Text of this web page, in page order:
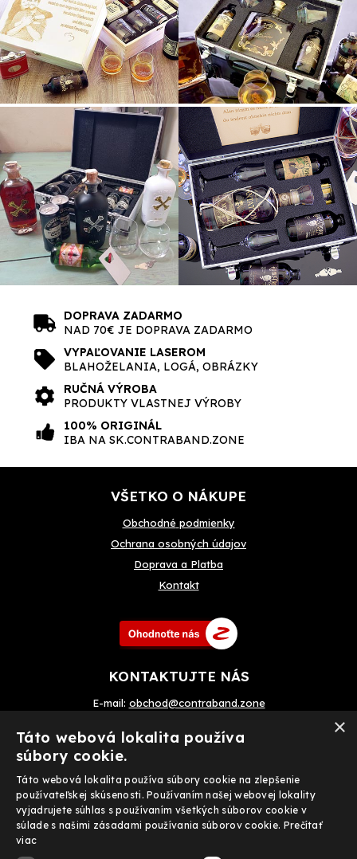
DOPRAVA ZADARMO
NAD 70€ JE DOPRAVA ZADARMO
VYPAĽOVANIE LASEROM
BLAHOŽELANIA, LOGÁ, OBRÁZKY
RUČNÁ VÝROBA
PRODUKTY VLASTNEJ VÝROBY
100% ORIGINÁL
IBA NA SK.CONTRABAND.ZONE
VŠETKO O NÁKUPE
Obchodné podmienky
Ochrana osobných údajov
Doprava a Platba
Kontakt
KONTAKTUJTE NÁS
E-mail: obchod@contraband.zone
Prijímame tiež on-line platby
×
Táto webová lokalita používa
súbory cookie.
Táto webová lokalita používa súbory cookie na zlepšenie
používateľskej skúsenosti. Používaním našej webovej lokality
vyjadrujete súhlas s používaním všetkých súborov cookie v
súlade s našimi zásadami používania súborov cookie. Prečítať
viac